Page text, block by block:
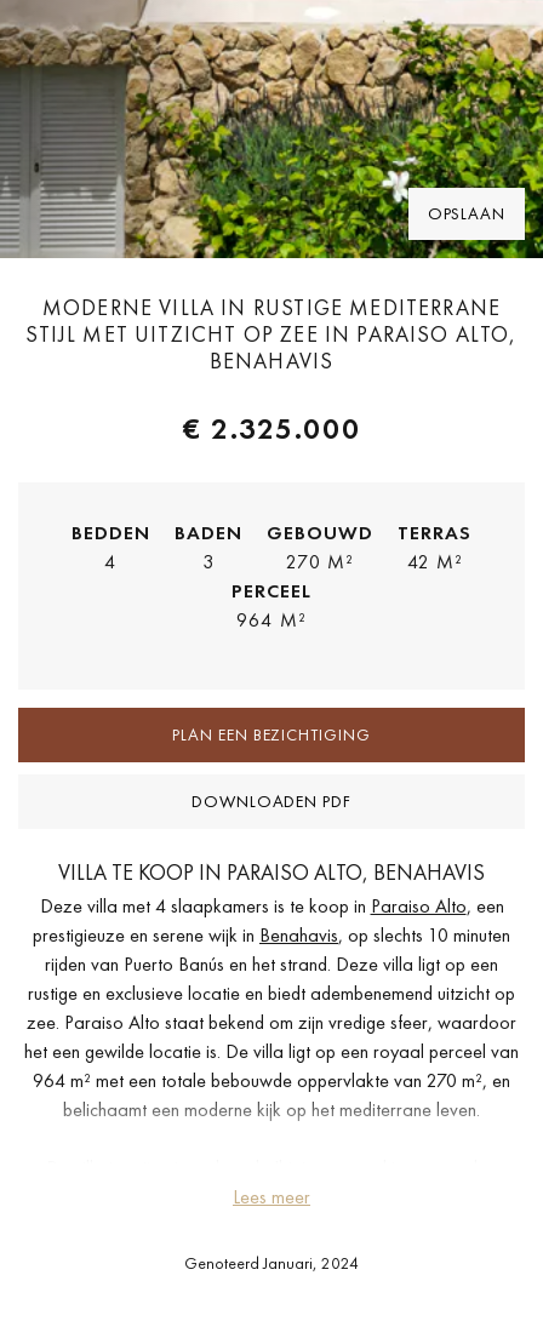
OPSLAAN
MODERNE VILLA IN RUSTIGE MEDITERRANE
STIJL MET UITZICHT OP ZEE IN PARAISO ALTO,
BENAHAVIS
€ 2.325.000
BEDDEN
4
BADEN
3
GEBOUWD
270 M²
TERRAS
42 M²
PERCEEL
964 M²
PLAN EEN BEZICHTIGING
DOWNLOADEN PDF
VILLA TE KOOP IN PARAISO ALTO, BENAHAVIS
Deze villa met 4 slaapkamers is te koop in Paraiso Alto, een
prestigieuze en serene wijk in Benahavis, op slechts 10 minuten
rijden van Puerto Banús en het strand. Deze villa ligt op een
rustige en exclusieve locatie en biedt adembenemend uitzicht op
zee. Paraiso Alto staat bekend om zijn vredige sfeer, waardoor
het een gewilde locatie is. De villa ligt op een royaal perceel van
964 m² met een totale bebouwde oppervlakte van 270 m², en
belichaamt een moderne kijk op het mediterrane leven.
ontwerp maximaliseert de schoonheid van de omgeving, met open
overvloed aan natuurlijk licht binnenbrengen, maar ook de
Lees meer
Genoteerd Januari, 2024